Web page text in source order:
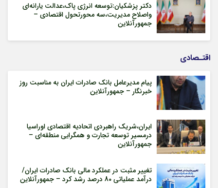
دکتر پزشکیان:توسعه انرژی پاک،عدالت یارانه‌ای
واصلاح مدیریت،سه محورتحول اقتصادی –
جمهورآنلاین
اقتـصادی
پیام مدیرعامل بانک صادرات ایران به مناسبت روز
خبرنگار – جمهورآنلاین
ایران،شریک راهبردی اتحادیه اقتصادی اوراسیا
درمسیر توسعه تجارت و همگرایی منطقه‌ای –
جمهورآنلاین
تغییر مثبت در عملکرد مالی بانک صادرات ایران/
درآمد عملیاتی 80 درصد رشد کرد – جمهورآنلاین